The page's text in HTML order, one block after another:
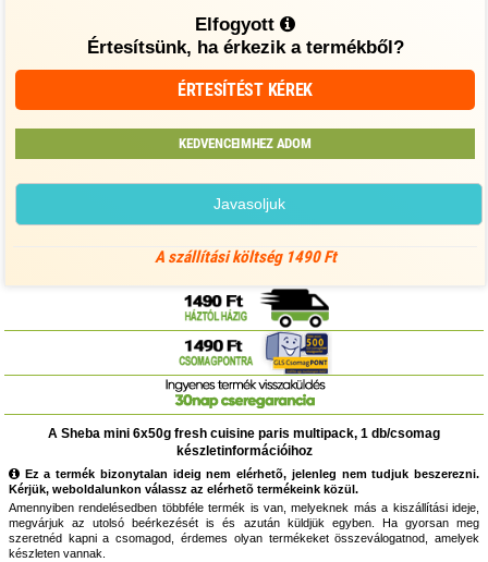
Elfogyott
Értesítsünk, ha érkezik a termékből?
ÉRTESÍTÉST KÉREK
KEDVENCEIMHEZ ADOM
Javasoljuk
A szállítási költség 1490 Ft
A Sheba mini 6x50g fresh cuisine paris multipack, 1 db/csomag
készletinformációihoz
Ez a termék bizonytalan ideig nem elérhetõ, jelenleg nem tudjuk beszerezni.
Kérjük, weboldalunkon válassz az elérhetõ termékeink közül.
Amennyiben rendelésedben többféle termék is van, melyeknek más a kiszállítási ideje,
megvárjuk az utolsó beérkezését is és azután küldjük egyben. Ha gyorsan meg
szeretnéd kapni a csomagod, érdemes olyan termékeket összeválogatnod, amelyek
készleten vannak.